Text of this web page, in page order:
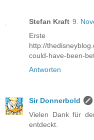
Stefan Kraft 9.
Erste
http://
could-have-been-
Antworten
Sir Donnerbold
Vielen Dank für
entdeckt.